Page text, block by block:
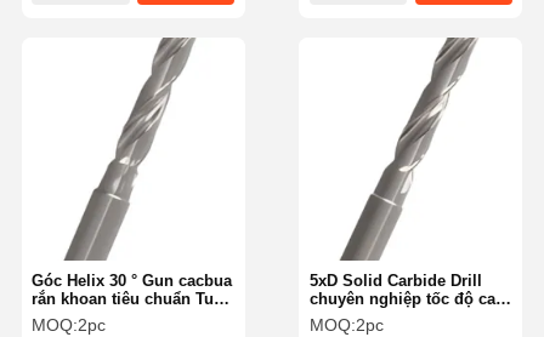
Nhà
Về Chúng
Nhà Máy
5xD Solid Carbide Drill
chuyên nghiệp tốc độ cao
cho nhôm
MOQ:2pc
Góc Helix 30 ° Gun cacbua
rắn khoan tiêu chuẩn Tuổi
thọ dài
MOQ:2pc